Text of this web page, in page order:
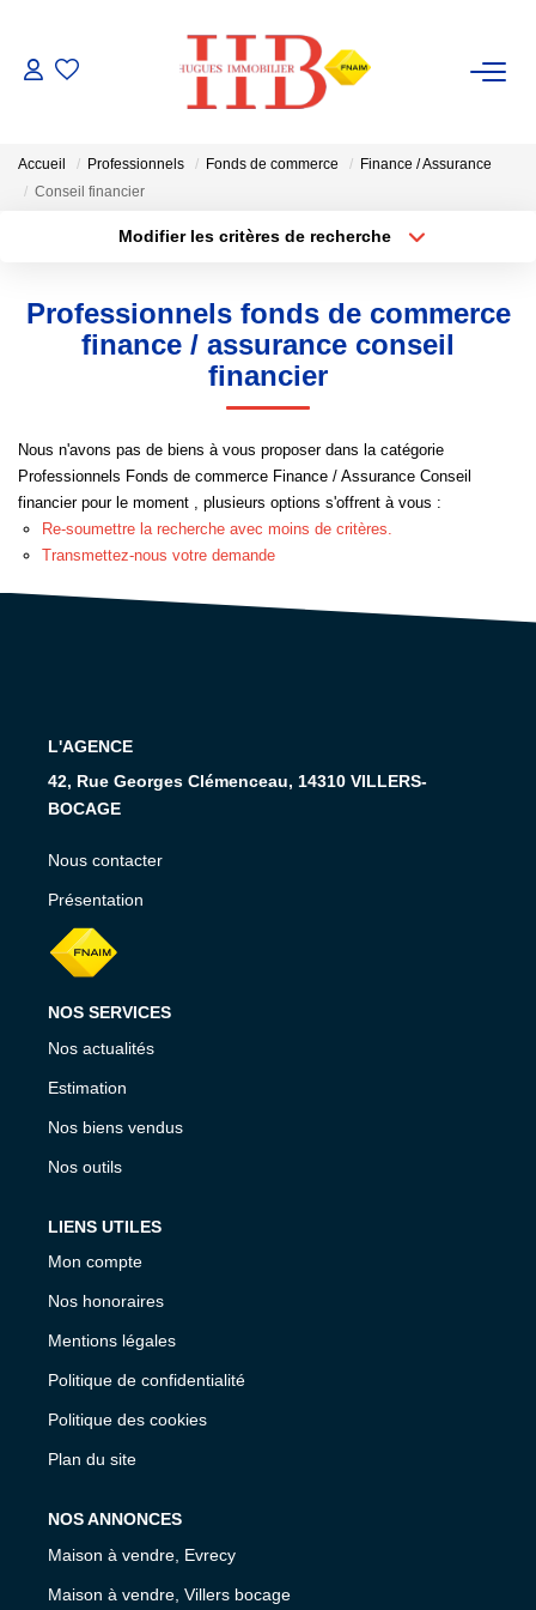
ESTIMATION
NOTRE AGENCE
Notre Équipe
RECRUTEMENT
Accueil Professionnels Fonds de commerce
Finance / Assurance
Conseil financier
Modifier les critères de recherche
Sélectionnez...
Type de bien
Créer une alerte
Professionnels fonds de commerce
finance / assurance conseil
financier
Nous n'avons pas de biens à vous proposer dans la catégorie
Professionnels Fonds de commerce Finance / Assurance Conseil
financier pour le moment , plusieurs options s'offrent à vous :
Re-soumettre la recherche avec moins de critères.
Transmettez-nous votre demande
L'AGENCE
42, Rue Georges Clémenceau, 14310 VILLERS-
BOCAGE
Nous contacter
Présentation
NOS SERVICES
Nos actualités
Estimation
Nos biens vendus
Nos outils
LIENS UTILES
Mon compte
Nos honoraires
Mentions légales
Politique de confidentialité
Politique des cookies
Plan du site
NOS ANNONCES
Maison à vendre, Evrecy
Maison à vendre, Villers bocage